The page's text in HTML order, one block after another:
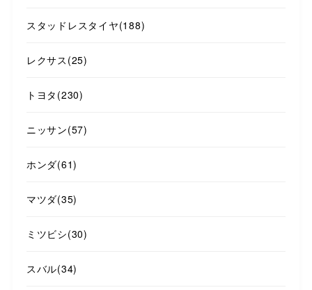
スタッドレスタイヤ(188)
レクサス (25)
トヨタ (230)
ニッサン(57)
ホンダ(61)
マツダ(35)
ミツビシ(30)
スバル(34)